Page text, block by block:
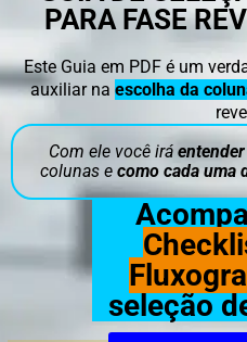
PARA FASE
Este Guia em PDF é um
auxiliar na escolha da
Com ele você irá
colunas e como cada uma
seleção